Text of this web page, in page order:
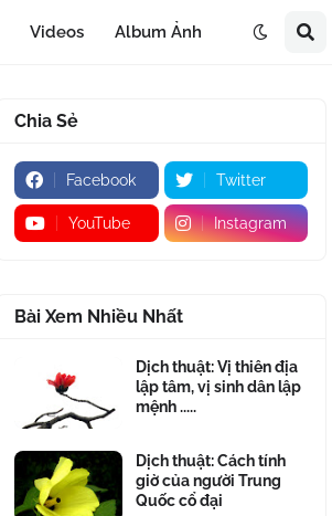
Videos Album Ảnh
Chia Sẻ
Facebook Twitter
YouTube Instagram
Bài Xem Nhiều Nhất
Dịch thuật: Vị thiên địa
lập tâm, vị sinh dân lập
mệnh .....
Dịch thuật: Cách tính
giờ của người Trung
Quốc cổ đại